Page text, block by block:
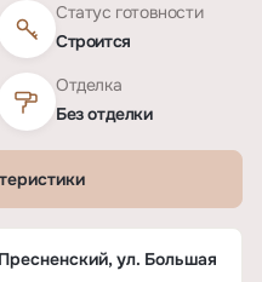
Статус готовности
Строится
Отделка
Без отделки
Никитская, 16»
ул. Большая